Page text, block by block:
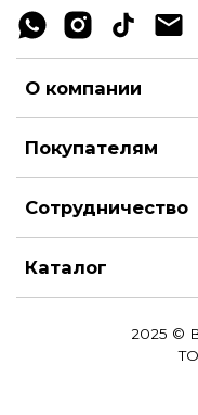
О компании
Покупателям
Сотрудничество
Каталог
2025 ©